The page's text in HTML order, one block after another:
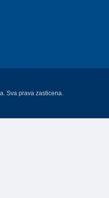
Sva prava zasticena.